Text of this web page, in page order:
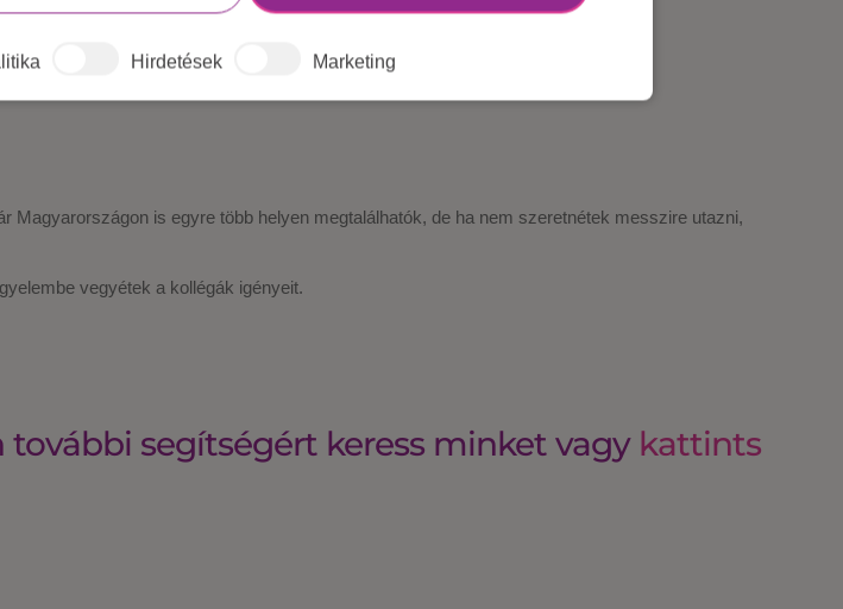
is egyre több helyen megtalálhatók, de ha nem szeretnétek messzire utazni,
vegyétek a kollégák igényeit.
segítségért keress minket vagy kattints
Hirdetések Marketing